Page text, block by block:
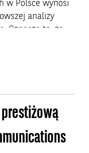
w Polsce wynosi
analizy
Oznacza to, że
ma więcej
kadr jest
i już dziś
prestiżową